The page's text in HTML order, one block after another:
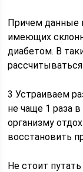
Причем данные
имеющих
диабетом. В
3 Устраиваем
не чаще 1 раза
организму
восстановить
Не стоит путать